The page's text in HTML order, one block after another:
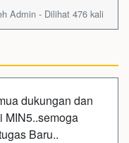
Admin - Dilihat 476 kali
dukungan dan
MIN5..semoga
Baru..